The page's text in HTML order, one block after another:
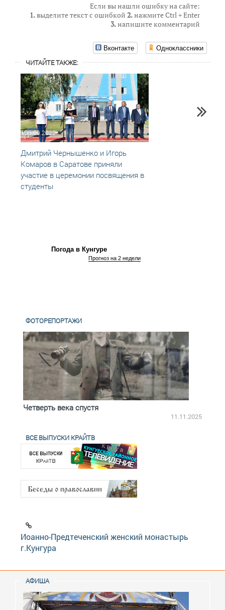
Если вы нашли ошибку на сайте:
1.выделите текст с ошибкой 2.нажмите Ctrl + Enter
3.напишите комментарий
Вконтакте Одноклассники
ЧИТАЙТЕ ТАКЖЕ:
06.09.2022
Дмитрий Чернышенко и Игорь
Комаров в Саратове приняли
участие в церемонии посвящения в
студенты
Погода в Кунгуре
Прогноз на 2 недели
ФОТОРЕПОРТАЖИ
Четверть века спустя
11.11.2025
ВСЕ ВЫПУСКИ КРАЙТВ
Иоанно-Предтеченский женский монастырь
г.Кунгура
АФИША